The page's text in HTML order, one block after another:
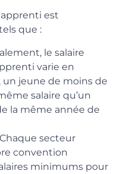
apprenti est
que :
le salaire
varie en
un jeune de moins de
salaire qu’un
la même année de
secteur
convention
minimums pour